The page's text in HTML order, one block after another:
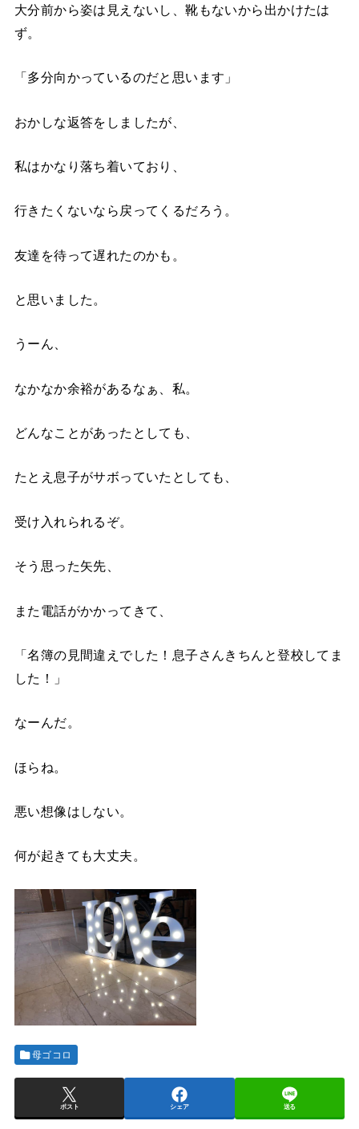
大分前から姿は見えないし、靴もないから出かけたは
ず。
「多分向かっているのだと思います」
おかしな返答をしましたが、
私はかなり落ち着いており、
行きたくないなら戻ってくるだろう。
友達を待って遅れたのかも。
と思いました。
うーん、
なかなか余裕があるなぁ、私。
どんなことがあったとしても、
たとえ息子がサボっていたとしても、
受け入れられるぞ。
そう思った矢先、
また電話がかかってきて、
「名簿の見間違えでした！息子さんきちんと登校してま
した！」
なーんだ。
ほらね。
悪い想像はしない。
何が起きても大丈夫。
母ゴコロ
ポスト シェア 送る